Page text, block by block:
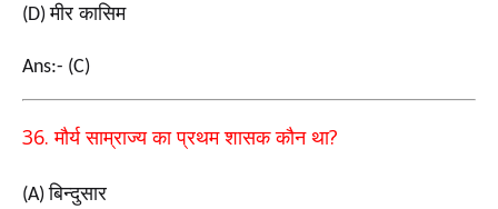
(D)मीर कासिम
Ans:- (C)
36.मौर्य साम्राज्य का प्रथम शासक कौन था?
(A)बिन्दुसार